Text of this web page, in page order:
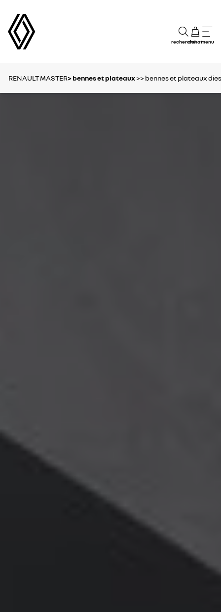
rechercheachatmenu
RENAULT MASTER> bennes et plateaux>> bennes et plateaux